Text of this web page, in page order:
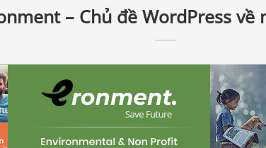
– Chủ đề WordPress